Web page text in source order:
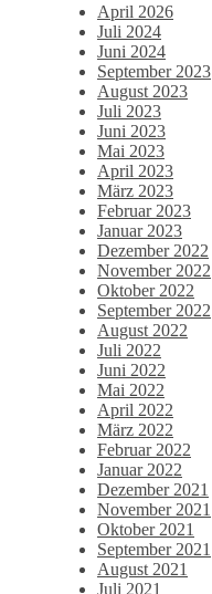
April 2026
Juli 2024
Juni 2024
September 2023
August 2023
Juli 2023
Juni 2023
Mai 2023
April 2023
März 2023
Februar 2023
Januar 2023
Dezember 2022
November 2022
Oktober 2022
September 2022
August 2022
Juli 2022
Juni 2022
Mai 2022
April 2022
März 2022
Februar 2022
Januar 2022
Dezember 2021
November 2021
Oktober 2021
September 2021
August 2021
Juli 2021